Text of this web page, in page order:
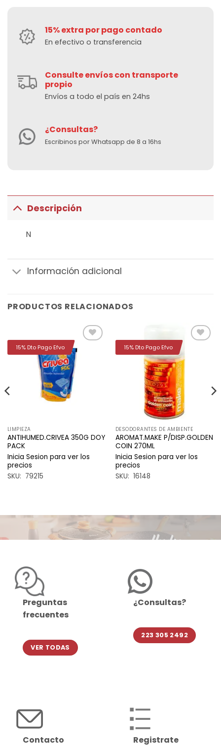
15% extra por pago contado
En efectivo o transferencia
Consulte envíos con transporte
propio
Envíos a todo el país en 24hs
¿Consultas?
Escribinos por Whatsapp de 8 a 16hs
Descripción
N
Información adicional
PRODUCTOS RELACIONADOS
LIMPIEZA
ANTIHUMED.CRIVEA 350G DOY
PACK
Inicia Sesion para ver los
precios
SKU: 79215
15% Dto Pago Efvo
DESODORANTES DE AMBIENTE
AROMAT.MAKE P/DISP.GOLDEN
COIN 270ML
Inicia Sesion para ver los
precios
SKU: 16148
15% Dto Pago Efvo
Preguntas
frecuentes
VER TODAS
¿Consultas?
223 305 2492
Contacto Registrate